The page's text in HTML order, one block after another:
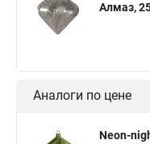
Алмаз,
Аналоги по цене
Neon-